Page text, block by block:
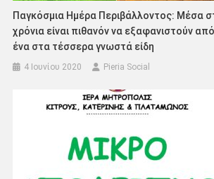
Παγκόσμια Ημέρα Περιβάλλοντος: Μέσα
χρόνια είναι πιθανόν να εξαφανιστούν
ένα στα τέσσερα γνωστά είδη
4 Ιουνίου 2020 Pieria Social